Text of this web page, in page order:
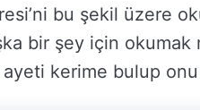
bu şekil üzere
bir şey için okumak
kerime bulup